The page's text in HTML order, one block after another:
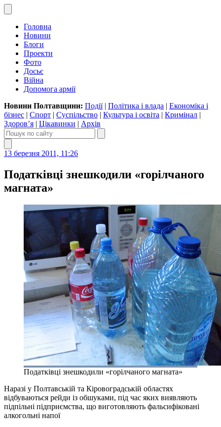
Головна
Новини
Блоги
Проекти
Фото
Досьє
Війна
Допомога армії
Новини Полтавщини: Події| Політика і влада | Економіка і
бізнес | Спорт | Суспільство | Культура і освіта | Кримінал |
Здоров’я | Цікавинки | Архів
13 березня 2011, 11:26
Податківці знешкодили «горілчаного
магната»
Податківці знешкодили «горілчаного магната»
Наразі у Полтавській та Кіровоградській областях
відбуваються рейди із обшуками, під час яких виявляють
підпільні підприємства, що виготовляють фальсифіковані
алкогольні напої